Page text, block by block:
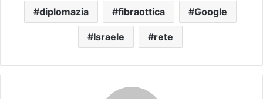
diplomazia fibraottica Google
Israele rete